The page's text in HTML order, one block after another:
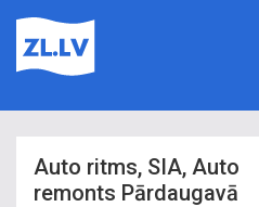
Auto ritms, SIA, Auto
remonts Pārdaugavā